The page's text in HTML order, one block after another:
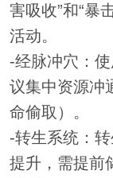
害吸收”和“暴
活动。
-经脉冲穴：
议集中资源冲
命偷取）。
-转生系统：
提升，需提前